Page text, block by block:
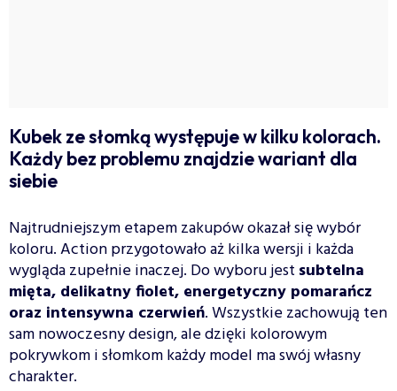
Kubek ze słomką występuje w kilku kolorach.
Każdy bez problemu znajdzie wariant dla
siebie
Najtrudniejszym etapem zakupów okazał się wybór
koloru. Action przygotowało aż kilka wersji i każda
wygląda zupełnie inaczej. Do wyboru jest subtelna
mięta, delikatny fiolet, energetyczny pomarańcz
oraz intensywna czerwień. Wszystkie zachowują ten
sam nowoczesny design, ale dzięki kolorowym
pokrywkom i słomkom każdy model ma swój własny
charakter.